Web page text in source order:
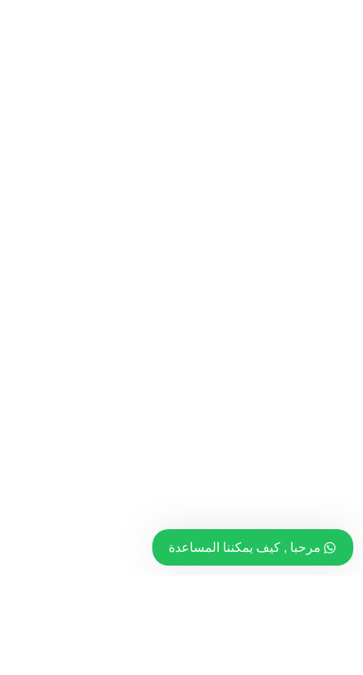
مرحبا , كيف يمكننا المساعدة